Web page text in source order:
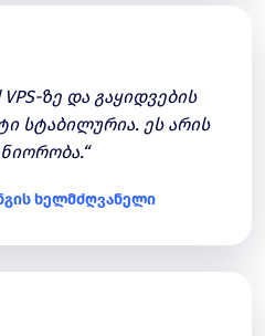
ზე და გაყიდვების
სტაბილურია. ეს არის
ხელმძღვანელი